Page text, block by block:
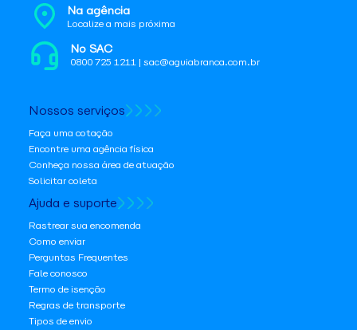
Na agência
Localize a mais próxima
No SAC
0800 725 1211 | sac@aguiabranca.com.br
Nossos serviços
Faça uma cotação
Encontre uma agência física
Conheça nossa área de atuação
Solicitar coleta
Ajuda e suporte
Rastrear sua encomenda
Como enviar
Perguntas Frequentes
Fale conosco
Termo de isenção
Regras de transporte
Tipos de envio